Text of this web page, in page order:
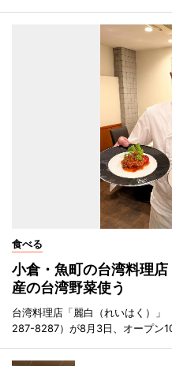
食べる
小倉・魚町の台湾料理
産の台湾野菜使う
台湾料理店「麗白（れいはく）
287-8287）が8月3日、オープン